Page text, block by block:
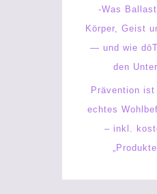
-Was
Körper, Geist
— und wie
den
Prävention
echtes
– inkl.